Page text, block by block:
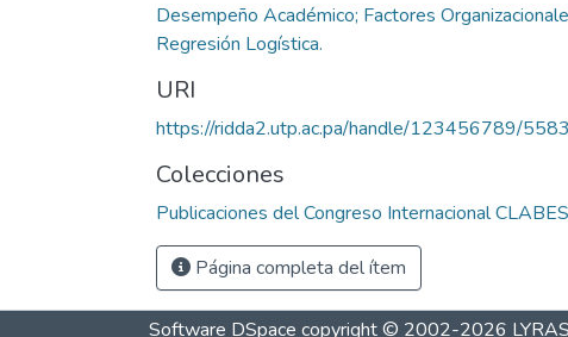
Desempeño Académico; Factores
Regresión Logística.
URI
https://ridda2.utp.ac.pa/handle/123456789/5583
Colecciones
Publicaciones del Congreso Internacional CLABES
Página completa del ítem
Software DSpace copyright © 2002-2026